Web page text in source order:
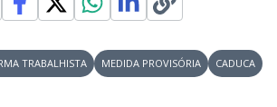
TRABALHISTA MEDIDA PROVISÓRIA CADUCA